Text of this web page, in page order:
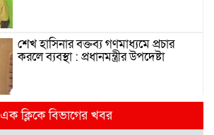
শেখ হাসিনার বক্তব্য গণমাধ্যমে প্রচার
করলে ব্যবস্থা : প্রধানমন্ত্রীর উপদেষ্টা
দিল্লিতে হাসিনার গণমাধ্যমে ভাষণ নিয়ে যা
বলছে ভারত
এক ক্লিকে বিভাগের খবর